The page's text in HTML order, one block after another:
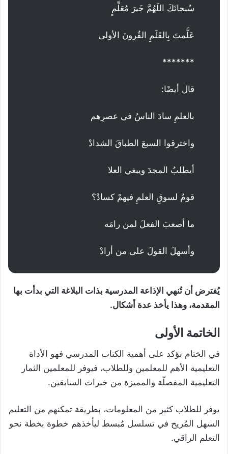
سُبحانَكَ اللَهُمَّ خَيرَ مُعَلِّمٍ
عَلَّمتَ بِالقَلَمِ القُرونَ الأولى
*******
قال أيضًا:
بالعلمِ سادَ الناسُ في عصرِهم
واخترقوا السبعَ الطباقَ الشدادْ
أيطلبُ المجدَ ويبغي العلا
قومٌ لسوقِ العلمِ فيهمْ كسادْ؟
ما أصعبَ الفعلَ لمن رامَه
وأسهلَ القولَ على من أرادْ
يُفترض أن تُنهي الإذاعة المدرسية بذات البلاغة التي بدأت بها
المقدمة، وهذا يأخذ عدة أشكال.
الخاتمة الأولى
في الختام نؤكد على أهمية الكتاب المدرسي فهو الأداة
التعليمية الأهم للمعلمين وللطلاب، فيوفر للمعلمين الثمار
التعليمية المفصلّة والمميزة من خبرات السابقين.
يوفر للطلاب كثير من المعلومات، بطريقة تمكنهم من التعليم
السهل المُريح في تسلسل مُبسط ليأخذهم خطوة بخطة نحو
التعلم الراقي.